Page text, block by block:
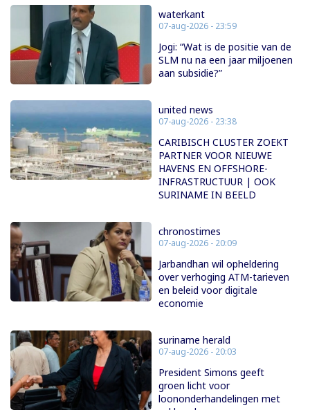
waterkant
07-aug-2026 - 23:59
Jogi: “Wat is de positie van de
SLM nu na een jaar miljoenen
aan subsidie?”
united news
07-aug-2026 - 23:38
CARIBISCH CLUSTER ZOEKT
PARTNER VOOR NIEUWE
HAVENS EN OFFSHORE-
INFRASTRUCTUUR | OOK
SURINAME IN BEELD
chronostimes
07-aug-2026 - 20:09
Jarbandhan wil opheldering
over verhoging ATM-tarieven
en beleid voor digitale
economie
suriname herald
07-aug-2026 - 20:03
President Simons geeft
groen licht voor
loononderhandelingen met